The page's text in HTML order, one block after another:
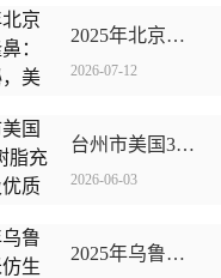
2025年北京蛋白线隆鼻：价格揭秘，美丽新选择！
2026-07-12
台州市美国3M进口树脂充填价格及优质牙科机构推荐
2026-06-03
2025年乌鲁木齐纳米仿生隆鼻：揭秘价格新趋势